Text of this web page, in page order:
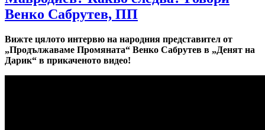
Венко Сабрутев, ПП
Вижте цялото интервю на народния представител от
„Продължаваме Промяната“ Венко Сабрутев в „Денят на
Дарик“ в прикаченото видео!